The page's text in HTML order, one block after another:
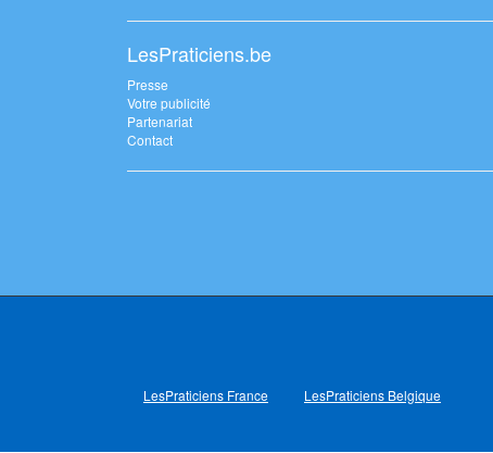
LesPraticiens.be
Presse
Votre publicité
Partenariat
Contact
LesPraticiens France LesPraticiens Belgique